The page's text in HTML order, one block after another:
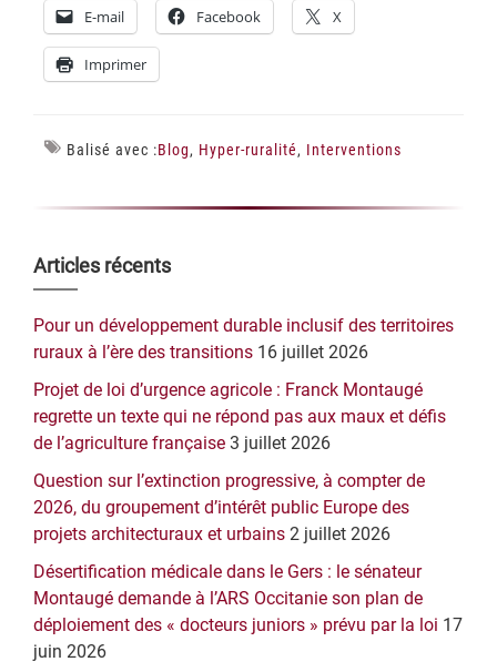
E-mail Facebook X
Imprimer
Balisé avec :Blog, Hyper-ruralité, Interventions
Barre
latérale
principale
Articles récents
Pour un développement durable inclusif des territoires
ruraux à l’ère des transitions 16 juillet 2026
Projet de loi d’urgence agricole : Franck Montaugé
regrette un texte qui ne répond pas aux maux et défis
de l’agriculture française 3 juillet 2026
Question sur l’extinction progressive, à compter de
2026, du groupement d’intérêt public Europe des
projets architecturaux et urbains 2 juillet 2026
Désertification médicale dans le Gers : le sénateur
Montaugé demande à l’ARS Occitanie son plan de
déploiement des « docteurs juniors » prévu par la loi 17
juin 2026